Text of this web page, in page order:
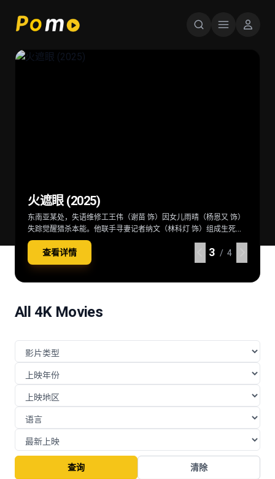
超级少女 Supergirl (2026)
当一位冷酷无情、突如其来的劲敌突袭家园，卡拉·佐-艾尔（米莉·
阿尔柯克 饰）——也就是“超级少女”——不得不与一位意想不到的同
伴结盟，横跨星际，踏上一段交织复仇与正义的壮阔征途。
查看详情 4 / 4
后室 Backrooms (2026)
深陷困境的克拉克（切瓦特·埃加福 饰）意外切入名为“后室”的神秘
空间，在这里一切物理规则崩塌，只有漫无边际的黄色房间，没有
终点也没有出路。心理医生玛丽（雷娜特·赖因斯夫 饰）为寻回克拉
克意外踏入此地，在这片异常空间中，随着心理防线的崩塌，未知
的恐惧与实体也在一步步向他们靠近
查看详情 4 / 4
火遮眼 (2025)
东南亚某处，失语维修工王伟（谢苗 饰）因女儿雨晴（杨恩又 饰）
失踪觉醒猎杀本能。他联手寻妻记者纳文（林科灯 饰）组成生死同
盟，在连番血战中死斗黑暗组织打手大块头（黎唯 饰）与嗜血杀手
阿德（雅彦·鲁伊安 饰）一众人等。怒火遮眼，鲜血开路，从血肉翻
飞的街头混战。
查看详情 4 / 4
The Mandalorian & Grogu (2026)
在秩序动荡的银河系，“最强奶爸”丁·贾伦（佩德罗·帕斯卡 饰）与
“银河系萌娃”古古这对非血缘父子并肩登场。冷峻坚毅的赏金猎人丁
·贾伦身披贝斯卡钢甲，凭悍勇战力屡屡从围堵中突围；看似弱小的
原力学徒古古，则总能在关键时刻爆发出惊人战力，为搭档化解危
机。他们一同执行关乎银河命运的绝密任务，直面远比以往更为凶
查看详情 4 / 4
All 4K Movies
查询 清除